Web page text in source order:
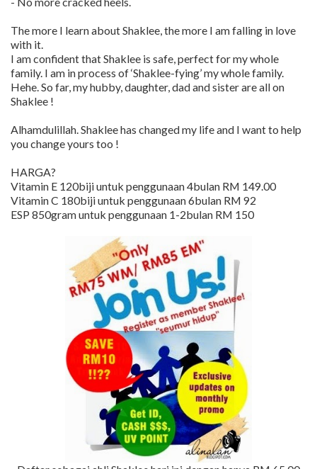
The more I learn about Shaklee, the more I am falling in love
with it.
I am confident that Shaklee is safe, perfect for my whole
family. I am in process of ‘Shaklee-fying’ my whole family.
Hehe. So far, my hubby, daughter, dad and sister are all on
Shaklee !
Alhamdulillah. Shaklee has changed my life and I want to help
you change yours too !
HARGA?
Vitamin E 120biji untuk penggunaan 4bulan RM 149.00
Vitamin C 180biji untuk penggunaan 6bulan RM 92
ESP 850gram untuk penggunaan 1-2bulan RM 150